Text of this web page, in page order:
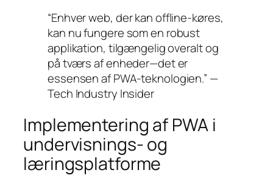
“Enhver web, der kan offline-køres,
kan nu fungere som en robust
applikation, tilgængelig overalt og
på tværs af enheder—det er
essensen af PWA-teknologien.” —
Tech Industry Insider
Implementering af PWA i
undervisnings- og
læringsplatforme